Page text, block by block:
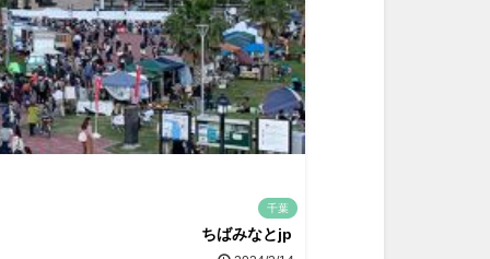
千葉
ちばみなとjp